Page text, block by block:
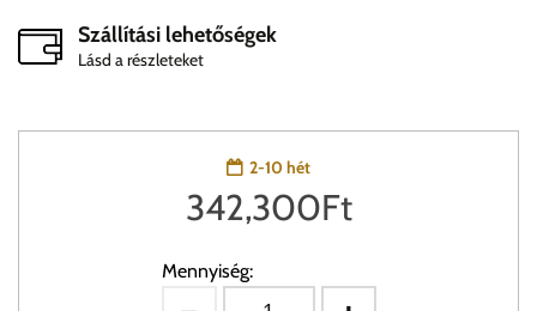
Szállítási lehetőségek
Lásd a részleteket
2-10 hét
342,300Ft
Mennyiség: